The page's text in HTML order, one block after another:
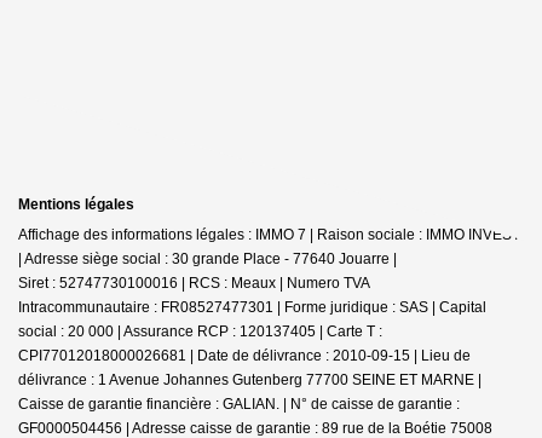
Mentions légales
Affichage des informations légales : IMMO 7 | Raison sociale : IMMO INVEST
| Adresse siège social : 30 grande Place - 77640 Jouarre |
Siret : 52747730100016 | RCS : Meaux | Numero TVA
Intracommunautaire : FR08527477301 | Forme juridique : SAS | Capital
social : 20 000 | Assurance RCP : 120137405 | Carte T :
CPI77012018000026681 | Date de délivrance : 2010-09-15 | Lieu de
délivrance : 1 Avenue Johannes Gutenberg 77700 SEINE ET MARNE |
Caisse de garantie financière : GALIAN. | N° de caisse de garantie :
GF0000504456 | Adresse caisse de garantie : 89 rue de la Boétie 75008